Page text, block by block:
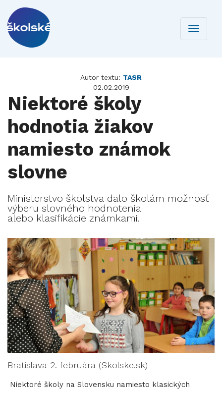
Toggle
Autor textu: TASR
02.02.2019
Niektoré školy
hodnotia žiakov
namiesto známok
slovne
Ministerstvo školstva dalo školám možnosť
výberu slovného hodnotenia
alebo klasifikácie známkami.
Bratislava 2. februára (Skolske.sk)
Niektoré školy na Slovensku namiesto klasických